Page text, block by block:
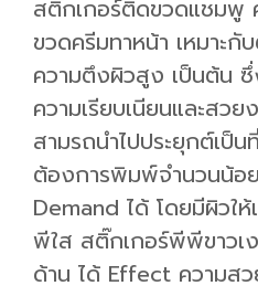
สติ๊กเกอร์ติดขวดแชมพู
ขวดครีมทาหน้า เหมาะกั
ความตึงผิวสูง เป็นต้น
ความเรียบเนียนและสว
สามรถนำไปประยุกต์เป็
ต้องการพิมพ์จำนวนน้อ
Demand ได้ โดยมีผิวใ
พีใส สติ๊กเกอร์พีพีขาวเ
ด้าน ได้ Effect ความส